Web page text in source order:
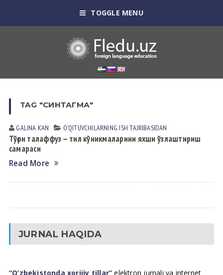
TOGGLE MENU
TAG "СИНТАГМА"
GALINA KАN OʼQITUVCHILАRNING ISH TАJRIBАSIDАN
Тўғри талаффуз — тил кўникмаларини яхши ўзлаштириш
самараси
Read More
JURNAL HAQIDA
“O’zbekistonda xorijiy tillar” elektron jurnali va internet